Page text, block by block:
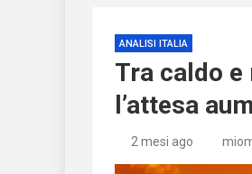
ANALISI ITALIA
Tra caldo e
l’attesa
2 mesi ago